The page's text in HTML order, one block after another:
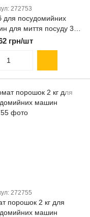
272753
для посудомийних
для миття посуду 35
Finish Quantum
грн/шт
272755
порошок 2 кг для
машин